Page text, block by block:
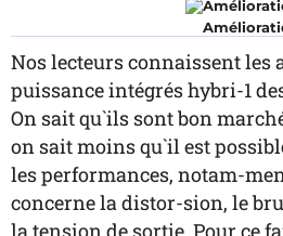
Nos lecteurs connaissent les
puissance intégrés hybri-1
On sait qu`ils sont bon
on sait moins qu`il est
les performances, notam-
concerne la distor-sion, le
la tension de sortie. Pour ce